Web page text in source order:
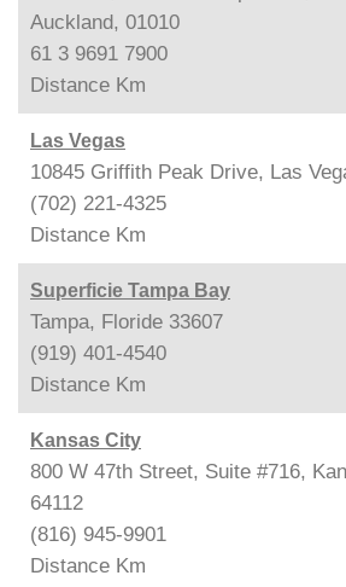
Auckland, 01010
61 3 9691 7900
Distance Km
Las Vegas
10845 Griffith Peak Drive, Las
(702) 221-4325
Distance Km
Superficie Tampa Bay
Tampa, Floride 33607
(919) 401-4540
Distance Km
Kansas City
800 W 47th Street, Suite #716,
64112
(816) 945-9901
Distance Km